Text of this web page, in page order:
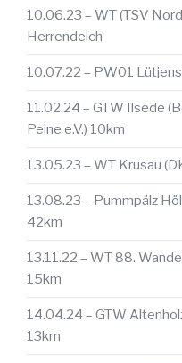
10.06.23 – WT (TSV
Herrendeich
10.07.22 – PW01
11.02.24 – GTW Ilsede
Peine e.V.) 10km
13.05.23 – WT Krusau
13.08.23 – Pummpälz
42km
13.11.22 – WT 88.
15km
14.04.24 – GTW
13km